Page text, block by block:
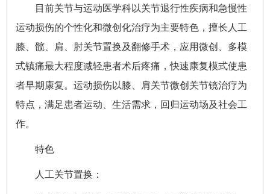
目前关节与运动医学科以关节退行性疾病和急慢性
运动损伤的个性化和微创化治疗为主要特色，擅长人工
膝、髋、肩、肘关节置换及翻修手术，应用微创、多模
式镇痛最大程度减轻患者术后疼痛，快速康复模式使患
者早期康复。运动损伤以膝、肩关节微创关节镜治疗为
特点，满足患者运动、生活需求，回归运动场及社会工
作。
特色
人工关节置换：